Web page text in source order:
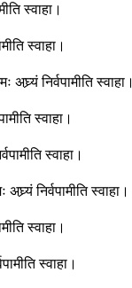
स्वाहा।
स्वाहा।
निर्वपामीति स्वाहा।
स्वाहा।
स्वाहा।
निर्वपामीति स्वाहा।
स्वाहा।
स्वाहा।